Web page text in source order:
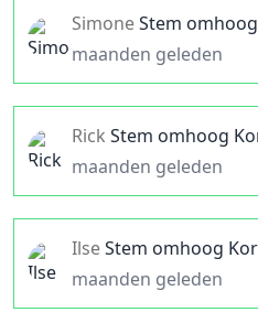
SimoneStem omhoog
maanden geleden
Rick Stem omhoog
maanden geleden
IlseStem omhoog
maanden geleden